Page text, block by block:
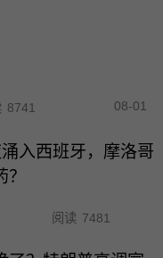
8741 08-01
入西班牙，摩洛哥
阅读 7481